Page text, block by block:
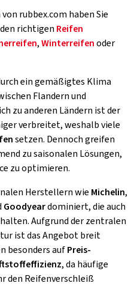
rubbex.com haben Sie
richtigen Reifen
,Winterreifenoder
ein gemäßigtes Klima
Flandern und
zu anderen Ländern ist der
verbreitet, weshalb viele
setzen. Dennoch greifen
zu saisonalen Lösungen,
zu optimieren.
Herstellern wie Michelin,
Goodyeardominiert, die auch
Aufgrund der zentralen
ist das Angebot breit
besonders aufPreis-
, da häufige
den Reifenverschleiß